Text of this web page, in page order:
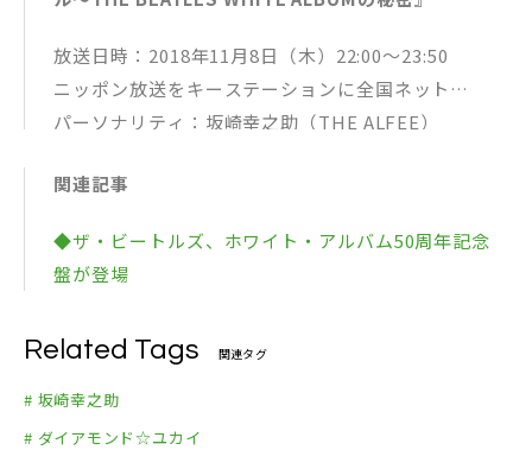
放送日時：2018年11月8日（木）22:00～23:50
ニッポン放送をキーステーションに全国ネット
パーソナリティ：坂崎幸之助（THE ALFEE）
※radikoのタイムフリー機能で放送1週間後まで聴取
http://radiko.jp/share/?sid=LFR&t=20181108220
000
関連記事
◆ザ・ビートルズ、ホワイト・アルバム50周年記念
盤が登場
Related Tags 関連タグ
# 坂崎幸之助
# ダイアモンド☆ユカイ